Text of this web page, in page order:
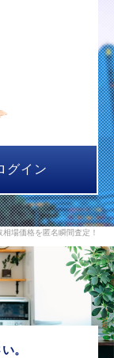
グイン
場価格を匿名瞬間査定！
。